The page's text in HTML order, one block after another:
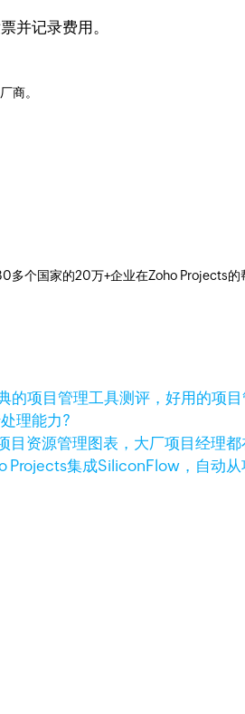
并记录费用。
商。
个国家的20万+企业在Zoho Projects
的项目管理工具测评，好用的项
理能力?
目资源管理图表，大厂项目经理都
Projects集成SiliconFlow，自动